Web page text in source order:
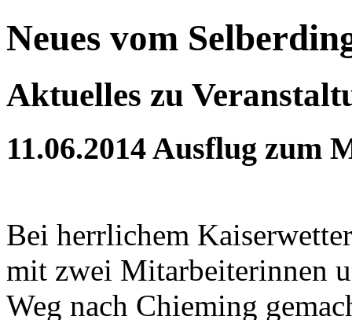
Neues vom
Aktuelles zu
11.06.2014Ausflug zum
Bei herrlichem
mit zwei Mitarbeiterinnen
Weg nach Chieming